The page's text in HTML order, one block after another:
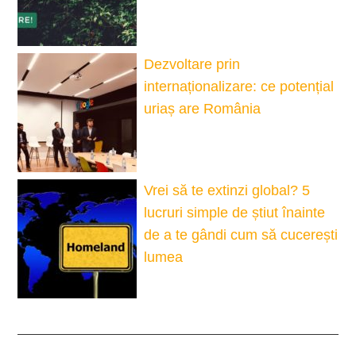
Dezvoltare prin
internaționalizare: ce potențial
uriaș are România
Vrei să te extinzi global? 5
lucruri simple de știut înainte
de a te gândi cum să cucerești
lumea